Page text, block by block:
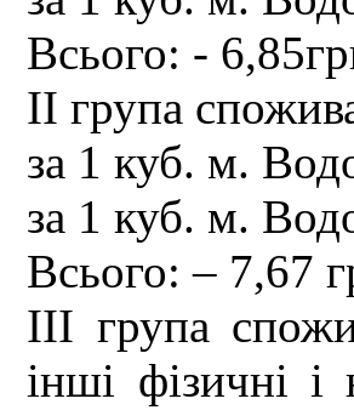
Всього: -
ІІ група
за 1 куб. м.
за 1 куб. м.
Всього: – 7,67
ІІІ група
інші фізичні